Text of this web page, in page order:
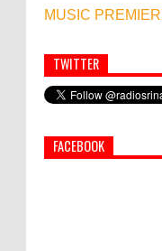
MUSIC
Simbol
Afghanistan
TWITTER
FACEBOOK